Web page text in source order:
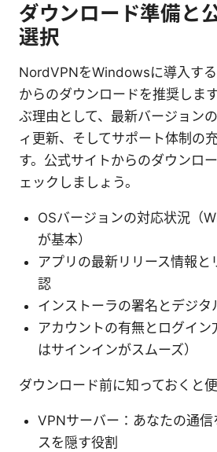
ダウンロード準備と
選択
NordVPNをWindowsに導入す
からのダウンロードを推奨しま
ぶ理由として、最新バージョン
ィ更新、そしてサポート体制の
す。公式サイトからのダウンロ
ェックしましょう。
OSバージョンの対応状況（
が基本）
アプリの最新リリース情報と
認
インストーラの署名とデジタ
アカウントの有無とログイ
はサインインがスムーズ）
ダウンロード前に知っておくと
VPNサーバー：あなたの通
スを隠す役割